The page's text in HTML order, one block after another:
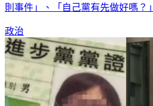
則事件」、「自己黨有先做好嗎？」
政治